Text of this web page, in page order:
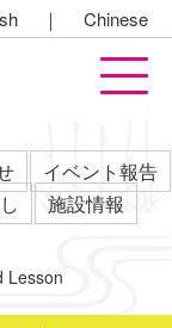
｜ Chinese
イベント報告
施設情報
Lesson